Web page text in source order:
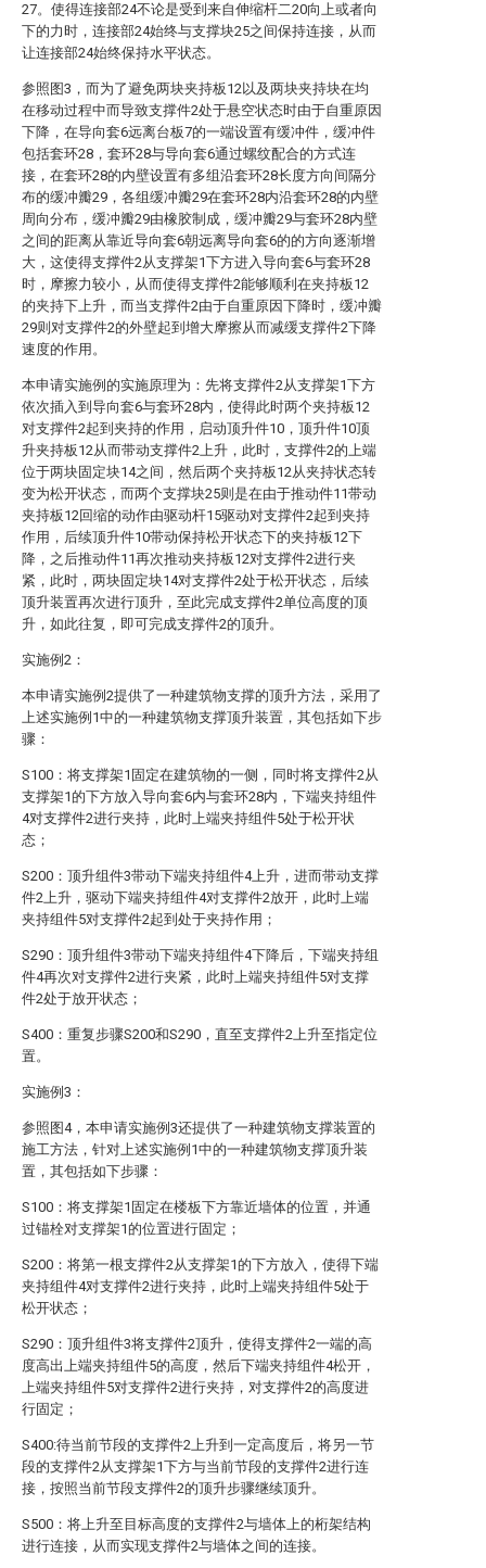
27。使得连接部24不论是受到来自伸缩杆二20向上或者向
下的力时，连接部24始终与支撑块25之间保持连接，从而
让连接部24始终保持水平状态。
参照图3，而为了避免两块夹持板12以及两块夹持块在均
在移动过程中而导致支撑件2处于悬空状态时由于自重原因
下降，在导向套6远离台板7的一端设置有缓冲件，缓冲件
包括套环28，套环28与导向套6通过螺纹配合的方式连
接，在套环28的内壁设置有多组沿套环28长度方向间隔分
布的缓冲瓣29，各组缓冲瓣29在套环28内沿套环28的内壁
周向分布，缓冲瓣29由橡胶制成，缓冲瓣29与套环28内壁
之间的距离从靠近导向套6朝远离导向套6的的方向逐渐增
大，这使得支撑件2从支撑架1下方进入导向套6与套环28
时，摩擦力较小，从而使得支撑件2能够顺利在夹持板12
的夹持下上升，而当支撑件2由于自重原因下降时，缓冲瓣
29则对支撑件2的外壁起到增大摩擦从而减缓支撑件2下降
速度的作用。
本申请实施例的实施原理为：先将支撑件2从支撑架1下方
依次插入到导向套6与套环28内，使得此时两个夹持板12
对支撑件2起到夹持的作用，启动顶升件10，顶升件10顶
升夹持板12从而带动支撑件2上升，此时，支撑件2的上端
位于两块固定块14之间，然后两个夹持板12从夹持状态转
变为松开状态，而两个支撑块25则是在由于推动件11带动
夹持板12回缩的动作由驱动杆15驱动对支撑件2起到夹持
作用，后续顶升件10带动保持松开状态下的夹持板12下
降，之后推动件11再次推动夹持板12对支撑件2进行夹
紧，此时，两块固定块14对支撑件2处于松开状态，后续
顶升装置再次进行顶升，至此完成支撑件2单位高度的顶
升，如此往复，即可完成支撑件2的顶升。
实施例2：
本申请实施例2提供了一种建筑物支撑的顶升方法，采用了
上述实施例1中的一种建筑物支撑顶升装置，其包括如下步
骤：
S100：将支撑架1固定在建筑物的一侧，同时将支撑件2从
支撑架1的下方放入导向套6内与套环28内，下端夹持组件
4对支撑件2进行夹持，此时上端夹持组件5处于松开状
态；
S200：顶升组件3带动下端夹持组件4上升，进而带动支撑
件2上升，驱动下端夹持组件4对支撑件2放开，此时上端
夹持组件5对支撑件2起到处于夹持作用；
S290：顶升组件3带动下端夹持组件4下降后，下端夹持组
件4再次对支撑件2进行夹紧，此时上端夹持组件5对支撑
件2处于放开状态；
S400：重复步骤S200和S290，直至支撑件2上升至指定位
置。
实施例3：
参照图4，本申请实施例3还提供了一种建筑物支撑装置的
施工方法，针对上述实施例1中的一种建筑物支撑顶升装
置，其包括如下步骤：
S100：将支撑架1固定在楼板下方靠近墙体的位置，并通
过锚栓对支撑架1的位置进行固定；
S200：将第一根支撑件2从支撑架1的下方放入，使得下端
夹持组件4对支撑件2进行夹持，此时上端夹持组件5处于
松开状态；
S290：顶升组件3将支撑件2顶升，使得支撑件2一端的高
度高出上端夹持组件5的高度，然后下端夹持组件4松开，
上端夹持组件5对支撑件2进行夹持，对支撑件2的高度进
行固定；
S400:待当前节段的支撑件2上升到一定高度后，将另一节
段的支撑件2从支撑架1下方与当前节段的支撑件2进行连
接，按照当前节段支撑件2的顶升步骤继续顶升。
S500：将上升至目标高度的支撑件2与墙体上的桁架结构
进行连接，从而实现支撑件2与墙体之间的连接。